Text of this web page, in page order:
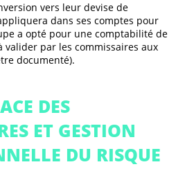
vers leur devise de
dans ses comptes pour
a opté pour une comptabilité de
valider par les commissaires aux
documenté).
DES
ET GESTION
DU RISQUE